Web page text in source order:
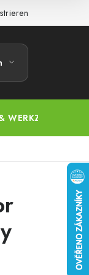
WERKZEUGE